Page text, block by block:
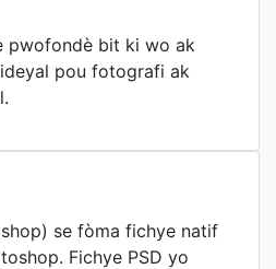
pwofondè bit ki wo ak
pou fotografi ak
se fòma fichye natif
Fichye PSD yo